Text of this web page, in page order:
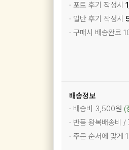
· 포토 후기 작성시
· 일반 후기 작성시
· 구매시 배송완료
배송정보
· 배송비 3,500원 (
· 반품 왕복배송비
· 주문 순서에 맞게